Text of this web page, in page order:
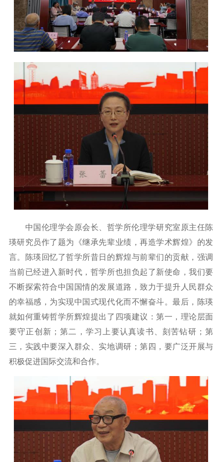
中国伦理学会原会长、哲学所伦理学研究室原主任陈
瑛研究员作了题为《继承先辈业绩，再造学术辉煌》的发
言。陈瑛回忆了哲学所昔日的辉煌与前辈们的贡献，强调
当前已经进入新时代，哲学所也担负起了新使命，我们要
不断探索符合中国国情的发展道路，致力于提升人民群众
的幸福感，为实现中国式现代化而不懈奋斗。最后，陈瑛
就如何重铸哲学所辉煌提出了四项建议：第一，理论层面
要守正创新；第二，学习上要认真读书、刻苦钻研；第
三，实践中要深入群众、实地调研；第四，要广泛开展与
积极促进国际交流和合作。